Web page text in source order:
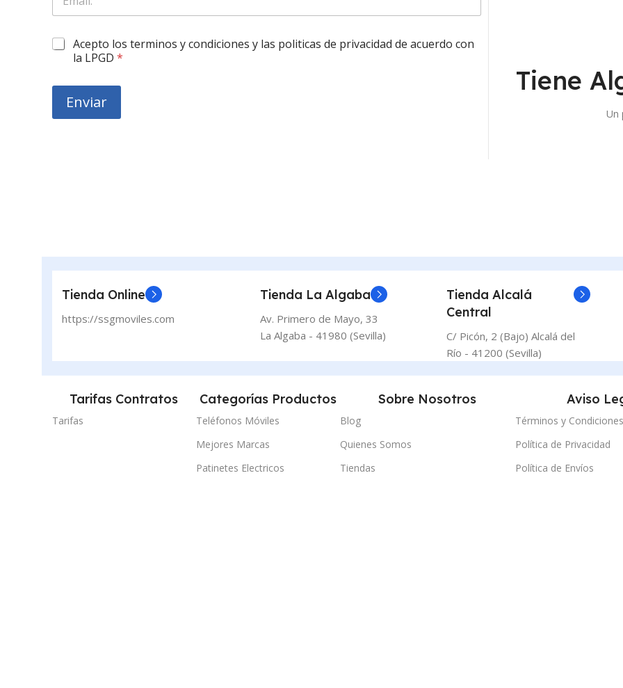
o
r
*
m
r
a
lO
r
Acepto los terminos y condiciones y las politicas de privacidad de acuerdo con
la LPGD *
Enviar
Tiene
Un
Tienda Online
https://ssgmoviles.com
Tienda La Algaba
Av. Primero de Mayo, 33
La Algaba - 41980 (Sevilla)
Tienda Alcalá
Central
C/ Picón, 2 (Bajo) Alcalá del
Río - 41200 (Sevilla)
Tarifas Contratos
Tarifas
Categorías Productos
Teléfonos Móviles
Mejores Marcas
Patinetes Electricos
Sobre Nosotros
Blog
Quienes Somos
Tiendas
Aviso
Términos y Condiciones
Política de Privacidad
Política de Envíos